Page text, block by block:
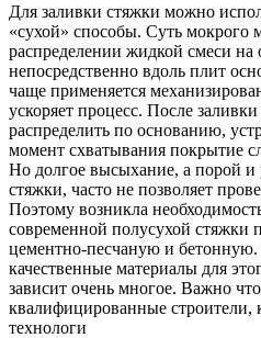
Для заливки стяжки можно
«сухой» способы. Суть мокрого
распределении жидкой смеси на
непосредственно вдоль плит
чаще применяется
ускоряет процесс. После
распределить по основанию,
момент схватывания покрытие
Но долгое высыхание, а порой и
стяжки, часто не позволяет
Поэтому возникла
современной полусухой стяжки
цементно-песчаную и бетонную.
качественные материалы для
зависит очень многое. Важно
квалифицированные строители,
технологи